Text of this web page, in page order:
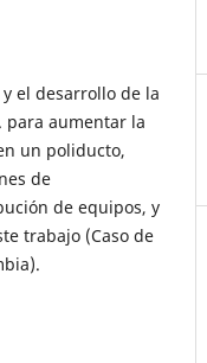
el desarrollo de la
para aumentar la
un poliducto,
de
de equipos, y
trabajo (Caso de